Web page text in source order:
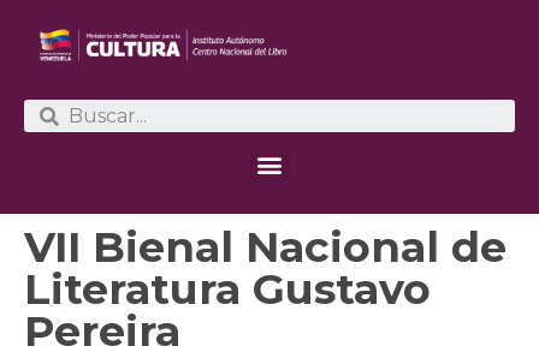
VII Bienal Nacional de
Literatura Gustavo
Pereira